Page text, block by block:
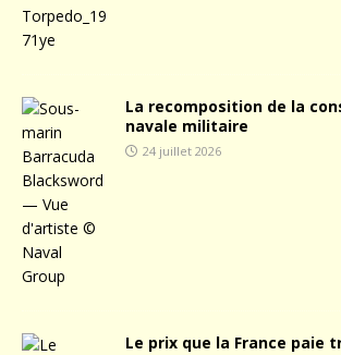
La recomposition de la
navale militaire
24 juillet 2026
Le prix que la France paie